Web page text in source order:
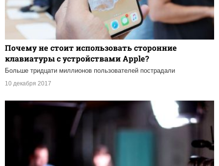
Почему не стоит использовать сторонние
клавиатуры с устройствами Apple?
Больше тридцати миллионов пользователей пострадали
10 декабря 2017